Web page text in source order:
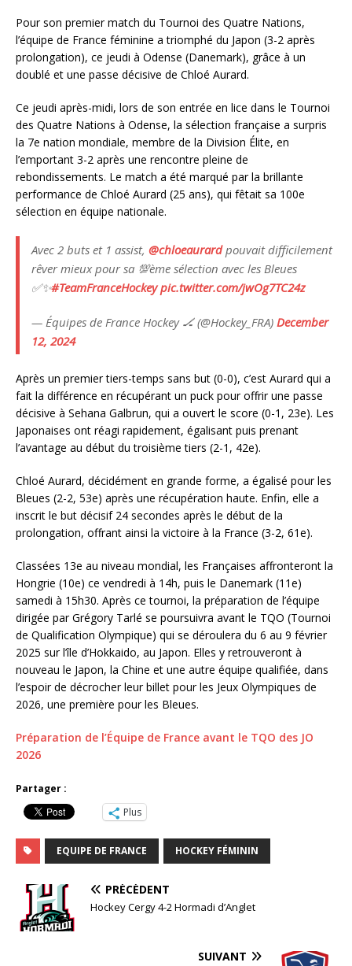
Pour son premier match du Tournoi des Quatre Nations,
l’équipe de France féminine a triomphé du Japon (3-2 après
prolongation), ce jeudi à Odense (Danemark), grâce à un
doublé et une passe décisive de Chloé Aurard.
Ce jeudi après-midi, lors de son entrée en lice dans le Tournoi
des Quatre Nations à Odense, la sélection française a surpris
la 7e nation mondiale, membre de la Division Élite, en
l’emportant 3-2 après une rencontre pleine de
rebondissements. Le match a été marqué par la brillante
performance de Chloé Aurard (25 ans), qui fêtait sa 100e
sélection en équipe nationale.
Avec 2 buts et 1 assist, @chloeaurardpouvait difficilement
rêver mieux pour sa 💯ème sélection avec les Bleues
✅✨#TeamFranceHockey pic.twitter.com/jwOg7TC24z
— Équipes de France Hockey 🏒 (@Hockey_FRA) December
12, 2024
Après un premier tiers-temps sans but (0-0), c’est Aurard qui a
fait la différence en récupérant un puck pour offrir une passe
décisive à Sehana Galbrun, qui a ouvert le score (0-1, 23e). Les
Japonaises ont réagi rapidement, égalisant puis prenant
l’avantage au début du troisième tiers (2-1, 42e).
Chloé Aurard, décidément en grande forme, a égalisé pour les
Bleues (2-2, 53e) après une récupération haute. Enfin, elle a
inscrit le but décisif 24 secondes après le début de la
prolongation, offrant ainsi la victoire à la France (3-2, 61e).
Classées 13e au niveau mondial, les Françaises affronteront la
Hongrie (10e) ce vendredi à 14h, puis le Danemark (11e)
samedi à 15h30. Après ce tournoi, la préparation de l’équipe
dirigée par Grégory Tarlé se poursuivra avant le TQO (Tournoi
de Qualification Olympique) qui se déroulera du 6 au 9 février
2025 sur l’île d’Hokkaido, au Japon. Elles y retrouveront à
nouveau le Japon, la Chine et une autre équipe qualifiée, dans
l’espoir de décrocher leur billet pour les Jeux Olympiques de
2026, une première pour les Bleues.
Préparation de l’Équipe de France avant le TQO des JO
2026
Partager :
Plus
EQUIPE DE FRANCE HOCKEY FÉMININ
PRÉCÉDENT
Hockey Cergy 4-2 Hormadi d’Anglet
SUIVANT